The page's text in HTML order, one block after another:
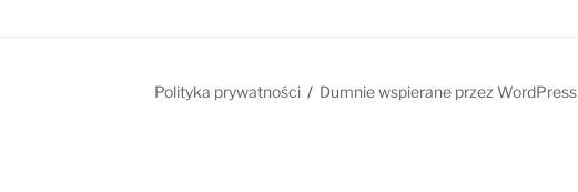
Polityka prywatności Dumnie wspierane przez WordPress